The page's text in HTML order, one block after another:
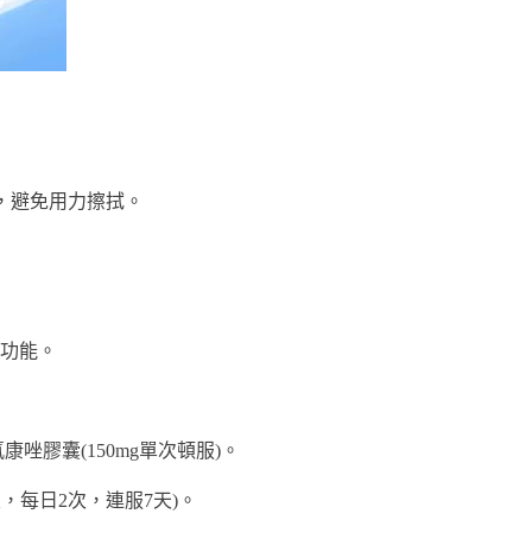
免用力擦拭。
能。
唑膠囊(150mg單次頓服)。
每日2次，連服7天)。